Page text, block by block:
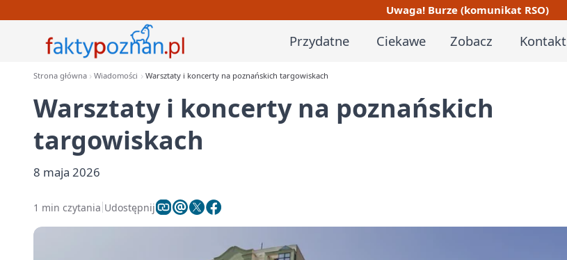
Uwaga! Burze (komunikat RSO)
Przydatne Ciekawe Zobacz Kontakt
Strona główna Wiadomości Warsztaty i koncerty na poznańskich targowiskach
Warsztaty i koncerty na poznańskich
targowiskach
8 maja 2026
1 min czytania Udostępnij